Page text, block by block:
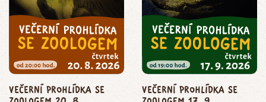
Večerní prohlídka se
Večerní prohlídka se